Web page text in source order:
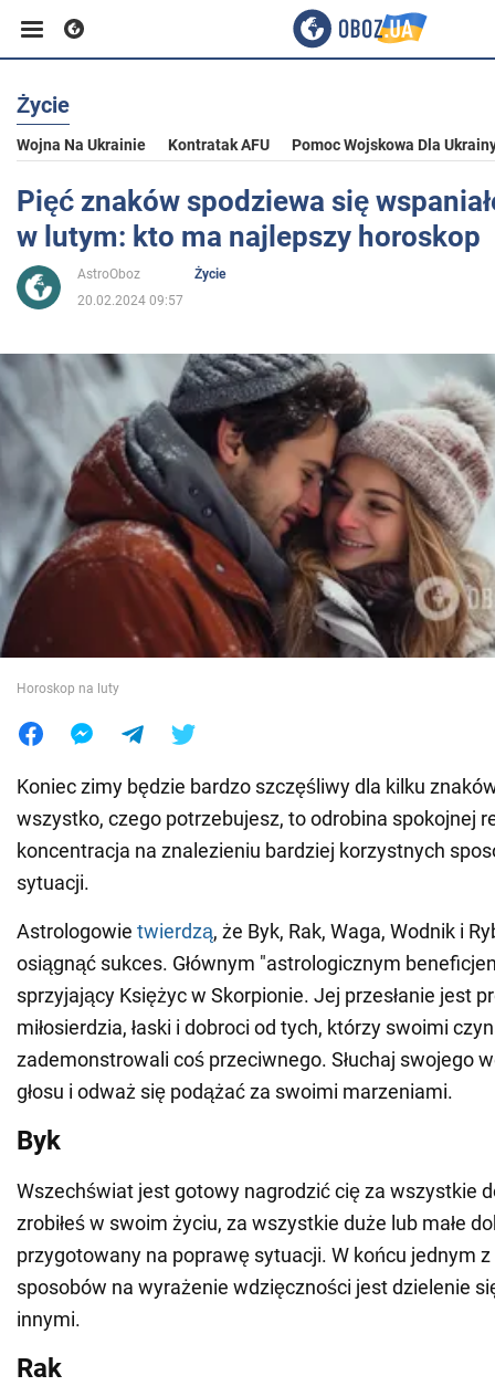
Biznes
Sport
Rozrywka
Polityka
Społeczeństwo
Wojna na Ukrainie
Jedzenie
Życie
Wojna Na Ukrainie Kontratak AFU Pomoc Wojskowa Dla
Pięć znaków spodziewa się
w lutym: kto ma najlepszy horoskop
AstroOboz
Życie
20.02.2024 09:57
Horoskop na luty
Koniec zimy będzie bardzo szczęśliwy dla kilku
wszystko, czego potrzebujesz, to odrobina spokojnej
koncentracja na znalezieniu bardziej korzystnych
sytuacji.
Astrologowie twierdzą, że Byk, Rak, Waga, Wodnik i
osiągnąć sukces. Głównym "astrologicznym
sprzyjający Księżyc w Skorpionie. Jej przesłanie jest
miłosierdzia, łaski i dobroci od tych, którzy swoimi
zademonstrowali coś przeciwnego. Słuchaj swojego
głosu i odważ się podążać za swoimi marzeniami.
Byk
Wszechświat jest gotowy nagrodzić cię za wszystkie
zrobiłeś w swoim życiu, za wszystkie duże lub małe
przygotowany na poprawę sytuacji. W końcu jednym
sposobów na wyrażenie wdzięczności jest dzielenie
innymi.
Rak